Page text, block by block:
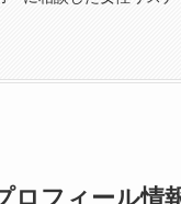
ロフィール情